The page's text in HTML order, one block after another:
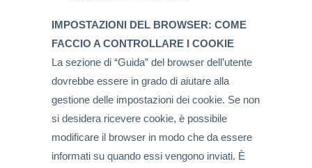
IMPOSTAZIONI DEL BROWSER: COME
FACCIO A CONTROLLARE I COOKIE
La sezione di “Guida” del browser dell’utente
dovrebbe essere in grado di aiutare alla
gestione delle impostazioni dei cookie. Se non
si desidera ricevere cookie, è possibile
modificare il browser in modo che da essere
informati su quando essi vengono inviati. È